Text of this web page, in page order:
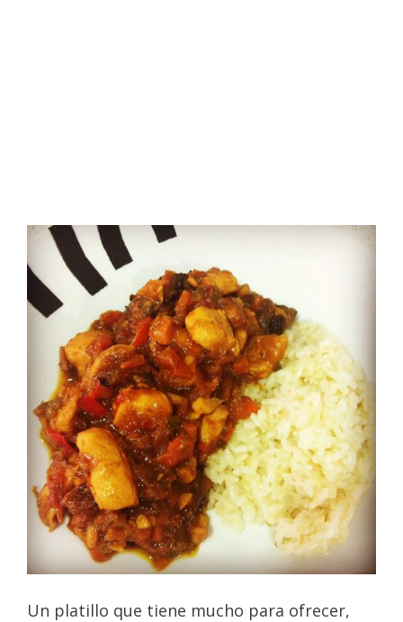
Un platillo que tiene mucho para ofrecer,